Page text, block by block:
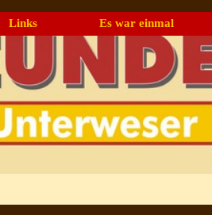
▼
Links Es war einmal